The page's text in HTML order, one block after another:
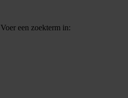
Voer een zoekterm in: